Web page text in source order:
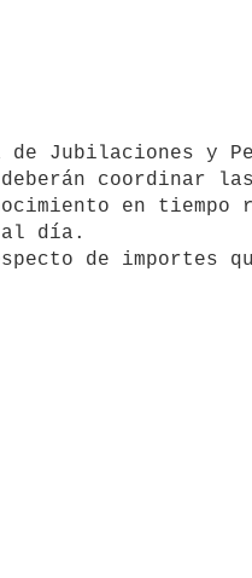
coordinar las
en
al día.